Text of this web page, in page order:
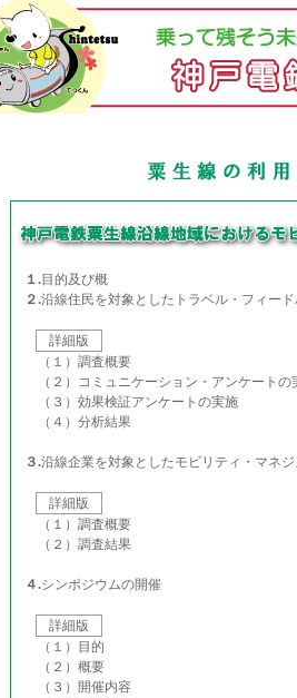
１.目的及び概
２.沿線住民を対象としたトラベル・フィー
詳細版
（１）調査概要
（２）コミュニケーション・アンケートの
（３）効果検証アンケートの実施
（４）分析結果
３.沿線企業を対象としたモビリティ・マネ
詳細版
（１）調査概要
（２）調査結果
４.シンポジウムの開催
詳細版
（１）目的
（２）概要
（３）開催内容